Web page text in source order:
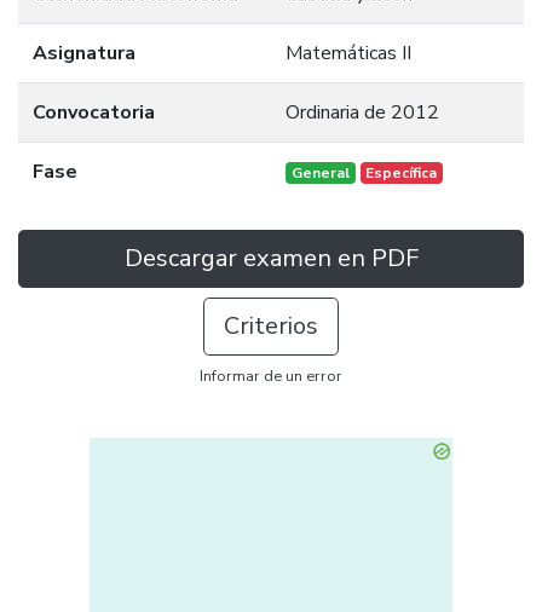
Asignatura Matemáticas II
Convocatoria Ordinaria de 2012
Fase General Específica
Descargar examen en PDF
Criterios
Informar de un error